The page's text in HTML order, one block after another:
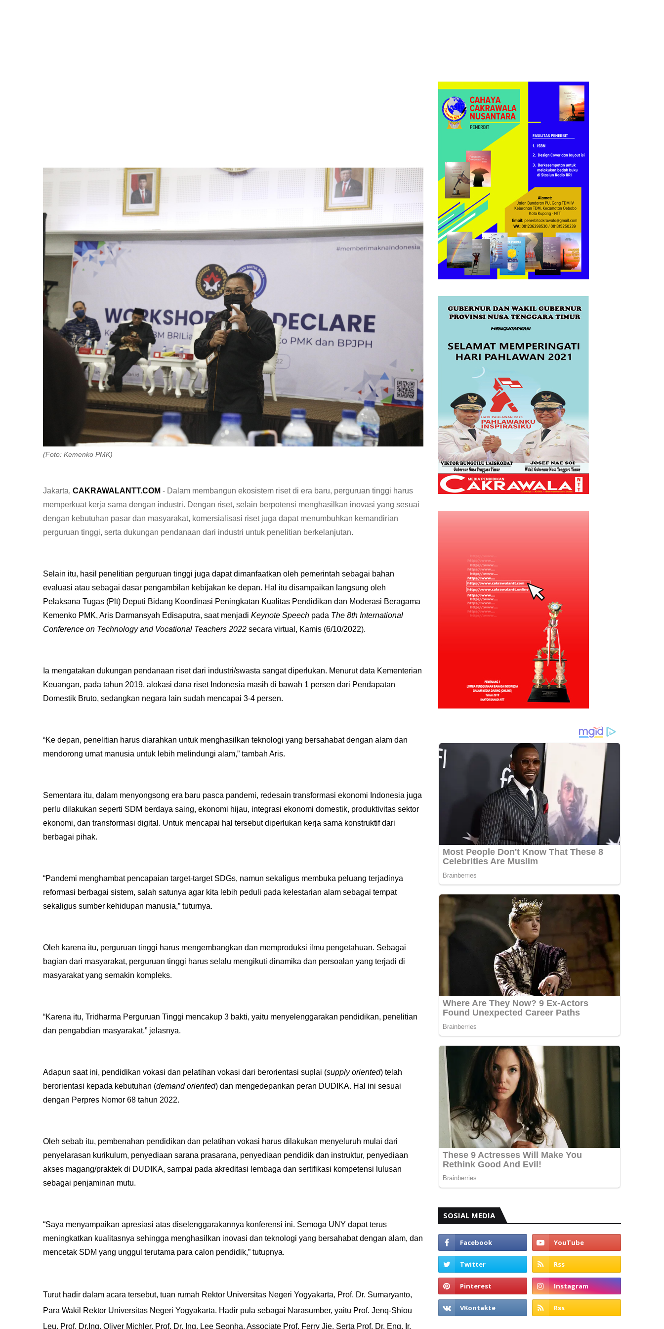
(Foto: Kemenko PMK)
Jakarta, CAKRAWALANTT.COM - Dalam membangun ekosistem riset di era baru, perguruan tinggi harus
memperkuat kerja sama dengan industri. Dengan riset, selain berpotensi menghasilkan inovasi yang sesuai
dengan kebutuhan pasar dan masyarakat, komersialisasi riset juga dapat menumbuhkan kemandirian
perguruan tinggi, serta dukungan pendanaan dari industri untuk penelitian berkelanjutan.
Selain itu, hasil penelitian perguruan tinggi juga dapat dimanfaatkan oleh pemerintah sebagai bahan
evaluasi atau sebagai dasar pengambilan kebijakan ke depan. Hal itu disampaikan langsung oleh
Pelaksana Tugas (Plt) Deputi Bidang Koordinasi Peningkatan Kualitas Pendidikan dan Moderasi Beragama
Kemenko PMK, Aris Darmansyah Edisaputra, saat menjadi Keynote Speech pada The 8th International
Conference on Technology and Vocational Teachers 2022 secara virtual, Kamis (6/10/2022).
Ia mengatakan dukungan pendanaan riset dari industri/swasta sangat diperlukan. Menurut data Kementerian
Keuangan, pada tahun 2019, alokasi dana riset Indonesia masih di bawah 1 persen dari Pendapatan
Domestik Bruto, sedangkan negara lain sudah mencapai 3-4 persen.
“Ke depan, penelitian harus diarahkan untuk menghasilkan teknologi yang bersahabat dengan alam dan
mendorong umat manusia untuk lebih melindungi alam,” tambah Aris.
Sementara itu, dalam menyongsong era baru pasca pandemi, redesain transformasi ekonomi Indonesia juga
perlu dilakukan seperti SDM berdaya saing, ekonomi hijau, integrasi ekonomi domestik, produktivitas sektor
ekonomi, dan transformasi digital. Untuk mencapai hal tersebut diperlukan kerja sama konstruktif dari
berbagai pihak.
“Pandemi menghambat pencapaian target-target SDGs, namun sekaligus membuka peluang terjadinya
reformasi berbagai sistem, salah satunya agar kita lebih peduli pada kelestarian alam sebagai tempat
sekaligus sumber kehidupan manusia,” tuturnya.
Oleh karena itu, perguruan tinggi harus mengembangkan dan memproduksi ilmu pengetahuan. Sebagai
bagian dari masyarakat, perguruan tinggi harus selalu mengikuti dinamika dan persoalan yang terjadi di
masyarakat yang semakin kompleks.
“Karena itu, Tridharma Perguruan Tinggi mencakup 3 bakti, yaitu menyelenggarakan pendidikan, penelitian
dan pengabdian masyarakat,” jelasnya.
Adapun saat ini, pendidikan vokasi dan pelatihan vokasi dari berorientasi suplai (supply oriented) telah
berorientasi kepada kebutuhan (demand oriented) dan mengedepankan peran DUDIKA. Hal ini sesuai
dengan Perpres Nomor 68 tahun 2022.
Oleh sebab itu, pembenahan pendidikan dan pelatihan vokasi harus dilakukan menyeluruh mulai dari
penyelarasan kurikulum, penyediaan sarana prasarana, penyediaan pendidik dan instruktur, penyediaan
akses magang/praktek di DUDIKA, sampai pada akreditasi lembaga dan sertifikasi kompetensi lulusan
sebagai penjaminan mutu.
“Saya menyampaikan apresiasi atas diselenggarakannya konferensi ini. Semoga UNY dapat terus
meningkatkan kualitasnya sehingga menghasilkan inovasi dan teknologi yang bersahabat dengan alam, dan
mencetak SDM yang unggul terutama para calon pendidik,” tutupnya.
Turut hadir dalam acara tersebut, tuan rumah Rektor Universitas Negeri Yogyakarta, Prof. Dr. Sumaryanto,
Para Wakil Rektor Universitas Negeri Yogyakarta. Hadir pula sebagai Narasumber, yaitu Prof. Jenq-Shiou
Leu, Prof. Dr.Ing. Oliver Michler, Prof. Dr. Ing. Lee Seonha, Associate Prof. Ferry Jie, Serta Prof. Dr. Eng. Ir.
SOSIAL MEDIA